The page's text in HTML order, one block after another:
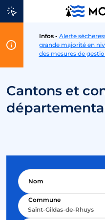
Aller au contenu
FlashInfos - Alerte
grande majorité en
des mesures de
Cantons et
Nom
Commune
Saint-Gildas-de-Rhuys